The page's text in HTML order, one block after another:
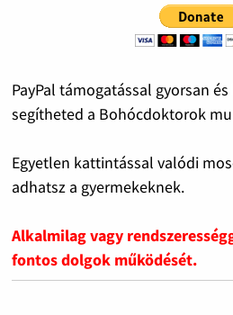
PayPal támogatással gyorsan
segítheted a Bohócdoktorok
Egyetlen kattintással valódi
adhatsz a gyermekeknek.
Alkalmilag vagy
fontos dolgok működését.